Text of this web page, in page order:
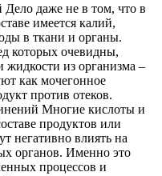
даже не в том, что в
имеется калий,
в ткани и органы.
которых очевидны,
из организма –
как мочегонное
против отеков.
Многие кислоты и
продуктов или
негативно влиять на
органов. Именно это
процессов и